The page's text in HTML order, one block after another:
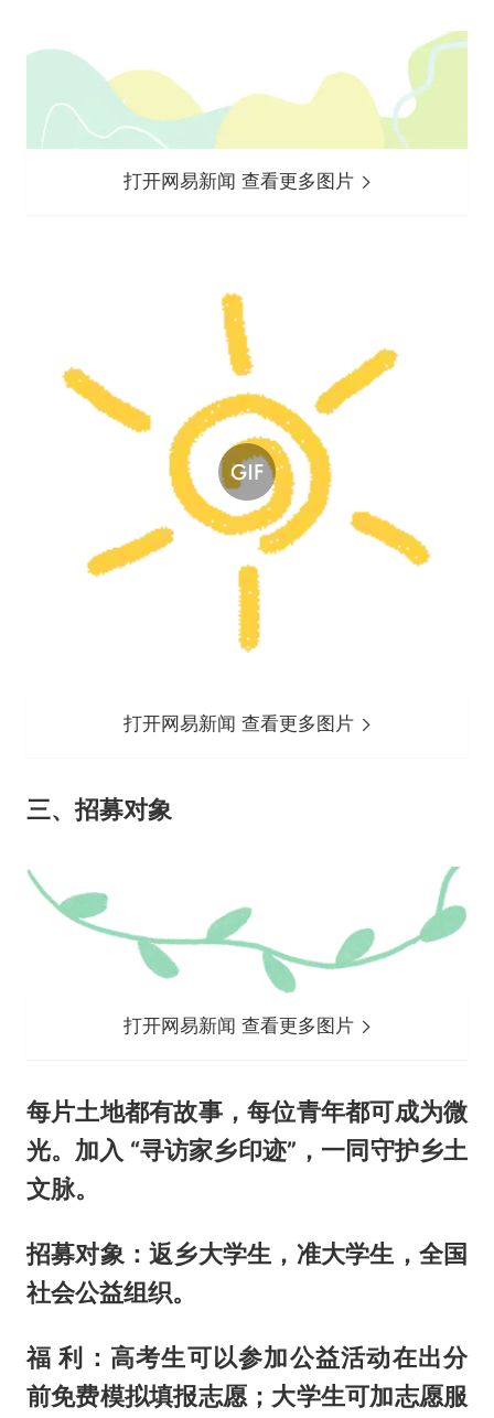
打开网易新闻 查看更多图片
打开网易新闻 查看更多图片
三、招募对象
打开网易新闻 查看更多图片
每片土地都有故事，每位青年都可成为微
光。加入 “寻访家乡印迹”，一同守护乡土
文脉。
招募对象：返乡大学生，准大学生，全国
社会公益组织。
福 利：高考生可以参加公益活动在出分
前免费模拟填报志愿；大学生可加志愿服